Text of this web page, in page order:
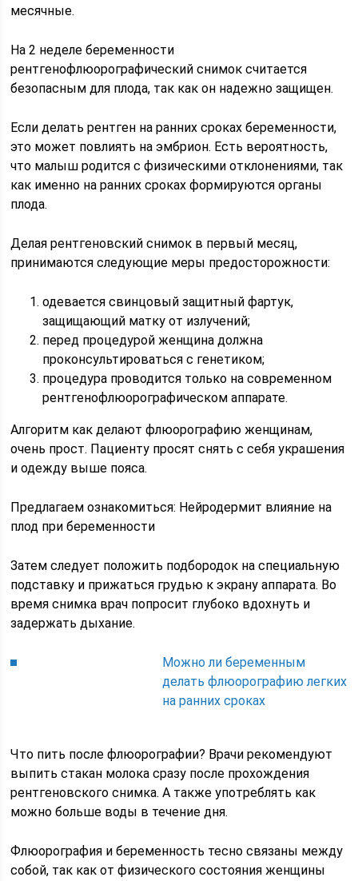
месячные.
На 2 неделе беременности
рентгенофлюорографический снимок считается
безопасным для плода, так как он надежно защищен.
Если делать рентген на ранних сроках беременности,
это может повлиять на эмбрион. Есть вероятность,
что малыш родится с физическими отклонениями, так
как именно на ранних сроках формируются органы
плода.
Делая рентгеновский снимок в первый месяц,
принимаются следующие меры предосторожности:
одевается свинцовый защитный фартук,
защищающий матку от излучений;
перед процедурой женщина должна
проконсультироваться с генетиком;
процедура проводится только на современном
рентгенофлюорографическом аппарате.
Алгоритм как делают флюорографию женщинам,
очень прост. Пациенту просят снять с себя украшения
и одежду выше пояса.
Предлагаем ознакомиться: Нейродермит влияние на
плод при беременности
Затем следует положить подбородок на специальную
подставку и прижаться грудью к экрану аппарата. Во
время снимка врач попросит глубоко вдохнуть и
задержать дыхание.
Можно ли беременным
делать флюорографию легких
на ранних сроках
Что пить после флюорографии? Врачи рекомендуют
выпить стакан молока сразу после прохождения
рентгеновского снимка. А также употреблять как
можно больше воды в течение дня.
Флюорография и беременность тесно связаны между
собой, так как от физического состояния женщины